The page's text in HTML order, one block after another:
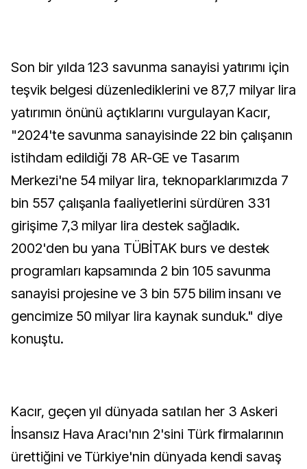
Son bir yılda 123 savunma sanayisi yatırımı için
teşvik belgesi düzenlediklerini ve 87,7 milyar lira
yatırımın önünü açtıklarını vurgulayan Kacır,
"2024'te savunma sanayisinde 22 bin çalışanın
istihdam edildiği 78 AR-GE ve Tasarım
Merkezi'ne 54 milyar lira, teknoparklarımızda 7
bin 557 çalışanla faaliyetlerini sürdüren 331
girişime 7,3 milyar lira destek sağladık.
2002'den bu yana TÜBİTAK burs ve destek
programları kapsamında 2 bin 105 savunma
sanayisi projesine ve 3 bin 575 bilim insanı ve
gencimize 50 milyar lira kaynak sunduk." diye
konuştu.
Kacır, geçen yıl dünyada satılan her 3 Askeri
İnsansız Hava Aracı'nın 2'sini Türk firmalarının
ürettiğini ve Türkiye'nin dünyada kendi savaş